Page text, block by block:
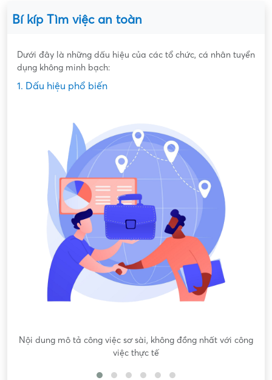
Bí kíp Tìm việc an toàn
Dưới đây là những dấu hiệu của các tổ chức, cá nhân tuyển
dụng không minh bạch:
1. Dấu hiệu phổ biến
Nội dung mô tả công việc sơ sài, không đồng nhất với công
việc thực tế